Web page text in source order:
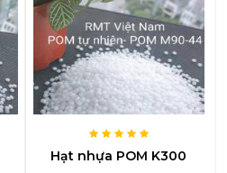
Hạt nhựa POM K300